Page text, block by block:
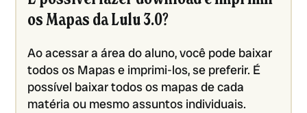
os Mapas da Lulu 3.0?
Ao acessar a área do aluno, você pode baixar
todos os Mapas e imprimi-los, se preferir. É
possível baixar todos os mapas de cada
matéria ou mesmo assuntos individuais.